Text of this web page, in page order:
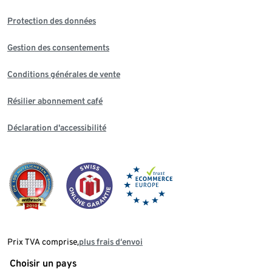
Protection des données
Gestion des consentements
Conditions générales de vente
Résilier abonnement café
Déclaration d'accessibilité
Prix TVA comprise,plus frais d‘envoi
Choisir un pays